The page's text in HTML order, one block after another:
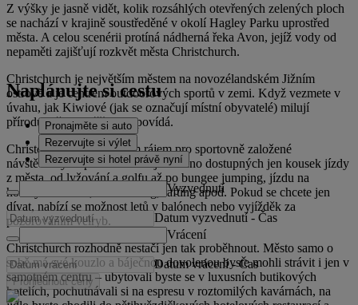
Z výšky je jasně vidět, kolik rozsáhlých otevřených zelených ploch
se nachází v krajině soustředěné v okolí Hagley Parku uprostřed
města. A celou scenérii protíná nádherná řeka Avon, jejíž vody od
nepaměti zajišťují rozkvět města Christchurch.
Christchurch je největším městem na novozélandském Jižním
ostrově a je centrem outdoorových sportů v zemi. Když vezmete v
úvahu, jak Kiwiové (jak se označují místní obyvatelé) milují
přírodu, už to o něčem vypovídá.
Christchurch je skutečným rájem pro sportovně založené
návštěvníky a spousta aktivit je snadno dostupných jen kousek jízdy
z města, od lyžování a golfu až po bungee jumping, jízdu na
horských kolech, windsurfing, rafting apod. Pokud se chcete jen
dívat, nabízí se možnost letů v balónech nebo vyjížděk za
pozorováním velryb.
Christchurch rozhodně nestačí jen tak proběhnout. Město samo o
sobě má své kouzlo a báječnou dovolenou byste mohli strávit i jen v
samotném centru – ubytovali byste se v luxusních butikových
hotelích, pochutnávali si na espresu v roztomilých kavárnách, na
Naplánujte si cestu
Pronajměte si auto
Rezervujte si výlet
Rezervujte si hotel právě nyní
Vyzvednutí
Datum vyzvednutí - Čas
Vrácení
Datum vrácení - Čas
Prohlédnout ceny